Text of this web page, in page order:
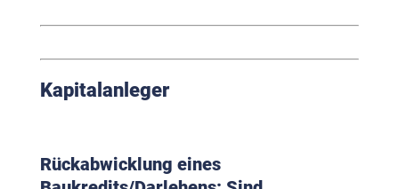
Kapitalanleger
Rückabwicklung eines